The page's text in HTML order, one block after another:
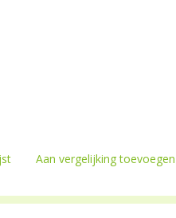
Aan vergelijking toevoegen